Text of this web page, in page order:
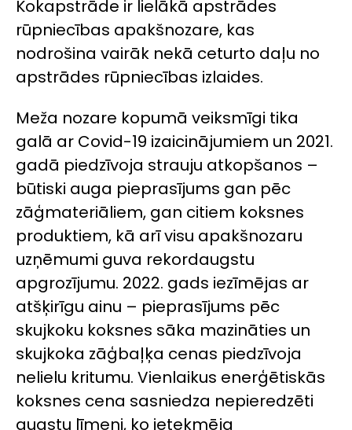
Kokapstrāde ir lielākā apstrādes
rūpniecības apakšnozare, kas
nodrošina vairāk nekā ceturto daļu no
apstrādes rūpniecības izlaides.
Meža nozare kopumā veiksmīgi tika
galā ar Covid-19 izaicinājumiem un 2021.
gadā piedzīvoja strauju atkopšanos –
būtiski auga pieprasījums gan pēc
zāģmateriāliem, gan citiem koksnes
produktiem, kā arī visu apakšnozaru
uzņēmumi guva rekordaugstu
apgrozījumu. 2022. gads iezīmējas ar
atšķirīgu ainu – pieprasījums pēc
skujkoku koksnes sāka mazināties un
skujkoka zāģbaļķa cenas piedzīvoja
nelielu kritumu. Vienlaikus enerģētiskās
koksnes cena sasniedza nepieredzēti
augstu līmeni, ko ietekmēja